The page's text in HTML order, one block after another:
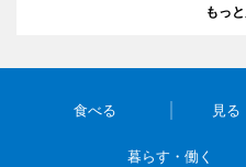
もっ
食べる 見る
暮らす・働く